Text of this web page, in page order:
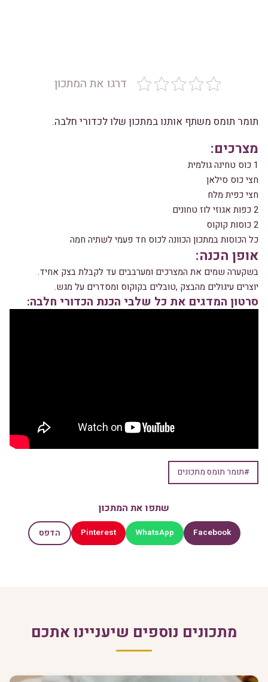
דרגו את המתכון
תומר תומס משתף אותנו במתכון שלו לכדורי חלבה.
מצרכים:
1 כוס טחינה גולמית
חצי כוס סילאן
חצי כפית מלח
2 כפות אגוזי לוז טחונים
2 כוסות קוקוס
כל הכוסות במתכון הכוונה לכוס חד פעמי לשתיה חמה
אופן הכנה:
בשקערה שמים את המצרכים ומערבבים עד לקבלת בצק אחיד.
יוצרים עיגולים מהבצק ,טובלים בקוקוס ומסדרים על מגש.
סרטון המדגים את כל שלבי הכנת הכדורי חלבה:
#תומר תומס מתכונים
שתפו את המתכון
Facebook
WhatsApp
Pinterest הדפס
מתכונים נוספים שיעניינו אתכם